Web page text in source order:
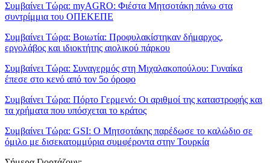
Συμβαίνει Τώρα: myAGRO: Φιέστα Μητσοτάκη πάνω στα
συντρίμμια του ΟΠΕΚΕΠΕ
Συμβαίνει Τώρα: Βοιωτία: Προφυλακίστηκαν δήμαρχος,
εργολάβος και ιδιοκτήτης αιολικού πάρκου
Συμβαίνει Τώρα: Συναγερμός στη Μιχαλακοπούλου: Γυναίκα
έπεσε στο κενό από τον 5ο όροφο
Συμβαίνει Τώρα: Πόρτο Γερμενό: Οι αριθμοί της καταστροφής και
τα χρήματα που υπόσχεται το κράτος
Συμβαίνει Τώρα: GSI: Ο Μητσοτάκης παρέδωσε το καλώδιο σε
όμιλο με δισεκατομμύρια συμφέροντα στην Τουρκία